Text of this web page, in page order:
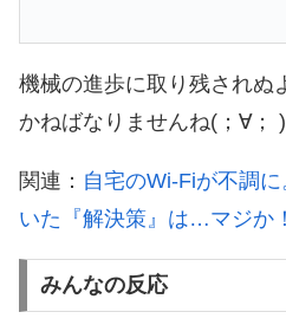
機械の進歩に取り残されぬ
かねばなりませんね(；∀； )
関連： 自宅のWi-Fiが不調
いた『解決策』は…マジか
みんなの反応